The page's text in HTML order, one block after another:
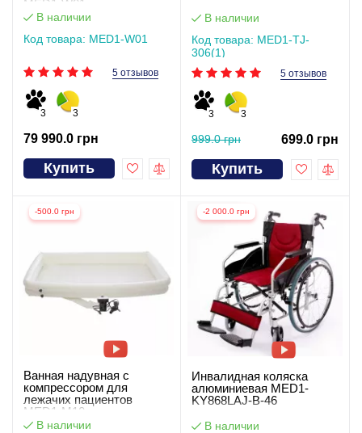
MED1-W01
В наличии
Код товара: MED1-W01
5 отзывов
3 3
79 990.0 грн
Купить
В наличии
Код товара: MED1-TJ-
306(1)
5 отзывов
3 3
999.0 грн 699.0 грн
Купить
-500.0 грн
Ванная надувная с
компрессором для
лежачих пациентов
MED1-M10
В наличии
-2 000.0 грн
Инвалидная коляска
алюминиевая MED1-
KY868LAJ-B-46
В наличии